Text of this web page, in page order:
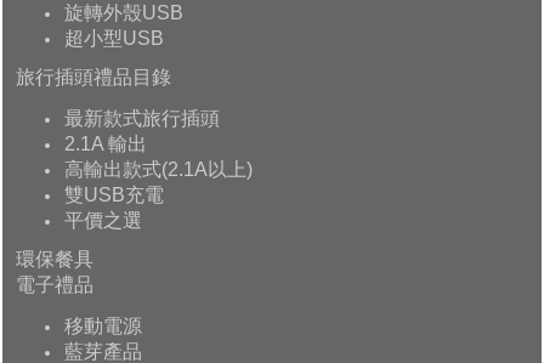
旋轉外殼USB
超小型USB
旅行插頭禮品目錄
最新款式旅行插頭
2.1A 輸出
高輸出款式(2.1A以上)
雙USB充電
平價之選
環保餐具
電子禮品
移動電源
藍芽產品